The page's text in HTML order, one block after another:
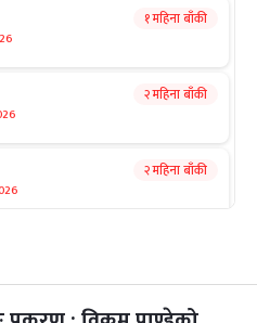
१ महिना बाँकी
२ महिना बाँकी
२ महिना बाँकी